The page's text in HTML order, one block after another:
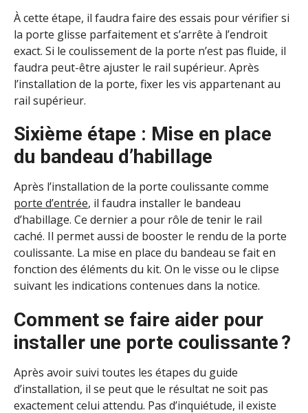
À cette étape, il faudra faire des essais pour vérifier si
la porte glisse parfaitement et s’arrête à l’endroit
exact. Si le coulissement de la porte n’est pas fluide, il
faudra peut-être ajuster le rail supérieur. Après
l’installation de la porte, fixer les vis appartenant au
rail supérieur.
Sixième étape : Mise en place
du bandeau d’habillage
Après l’installation de la porte coulissante comme
porte d’entrée, il faudra installer le bandeau
d’habillage. Ce dernier a pour rôle de tenir le rail
caché. Il permet aussi de booster le rendu de la porte
coulissante. La mise en place du bandeau se fait en
fonction des éléments du kit. On le visse ou le clipse
suivant les indications contenues dans la notice.
Comment se faire aider pour
installer une porte coulissante ?
Après avoir suivi toutes les étapes du guide
d’installation, il se peut que le résultat ne soit pas
exactement celui attendu. Pas d’inquiétude, il existe